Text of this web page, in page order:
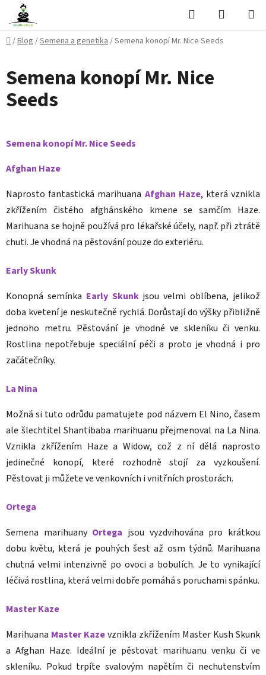
Přejít
obsah
Hledat
KOŠÍK
Domů
/Blog /Semena a genetika/Semena konopí Mr. Nice Seeds
Semena konopí Mr. Nice
Seeds
Semena konopí Mr. Nice Seeds
Afghan Haze
Naprosto fantastická marihuana Afghan Haze, která vznikla
zkřížením čistého afghánského kmene se samčím Haze.
Marihuana se hojně používá pro lékařské účely, např. při ztrátě
chuti. Je vhodná na pěstování pouze do exteriéru.
Early Skunk
Konopná semínka Early Skunkjsou velmi oblíbena, jelikož
doba kvetení je neskutečně rychlá. Dorůstají do výšky přibližně
jednoho metru. Pěstování je vhodné ve skleníku či venku.
Rostlina nepotřebuje speciální péči a proto je vhodná i pro
začátečníky.
La Nina
Možná si tuto odrůdu pamatujete pod názvem El Nino, časem
ale šlechtitel Shantibaba marihuanu přejmenoval na La Nina.
Vznikla zkřížením Haze a Widow, což z ní dělá naprosto
jedinečné konopí, které rozhodně stojí za vyzkoušení.
Pěstovat ji můžete ve venkovních i vnitřních prostorách.
Ortega
Semena marihuany Ortega jsou vyzdvihována pro krátkou
dobu květu, která je pouhých šest až osm týdnů. Marihuana
chutná velmi intenzivně po ovoci a bobulích. Je to vynikající
léčivá rostlina, která velmi dobře pomáhá s poruchami spánku.
Master Kaze
Marihuana Master Kazevznikla zkřížením Master Kush Skunk
a Afghan Haze. Ideální je pěstovat marihuanu venku či ve
skleníku. Pokud trpíte svalovým napětím či nechutenstvím